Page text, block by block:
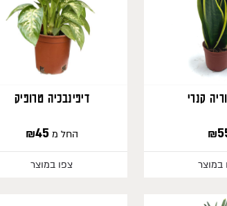
קנרי
₪
במוצר
דיפינבכיה טרופיק
החל מ 45
₪
צפו במוצר